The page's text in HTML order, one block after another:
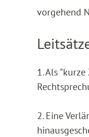
vorgehend
1. Als
2. Eine